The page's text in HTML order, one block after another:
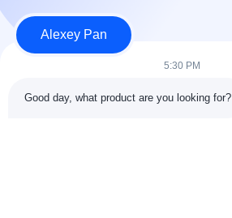
उत्पादों
संपर्क करें
श्रेणियाँ
Alexey Pan
5:30 PM
Good day, what product are you looking for?